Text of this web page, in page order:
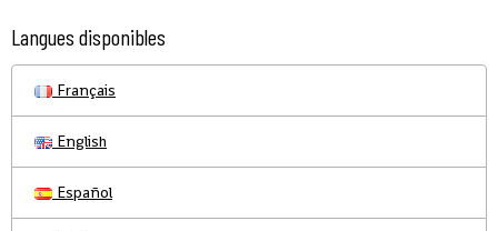
Langues disponibles
Français
English
Español